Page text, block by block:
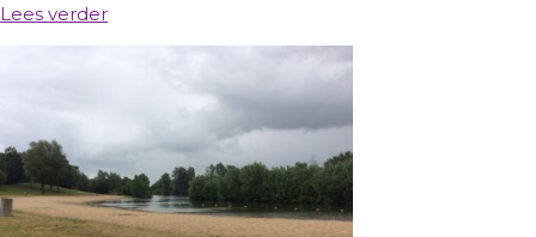
Lees verder